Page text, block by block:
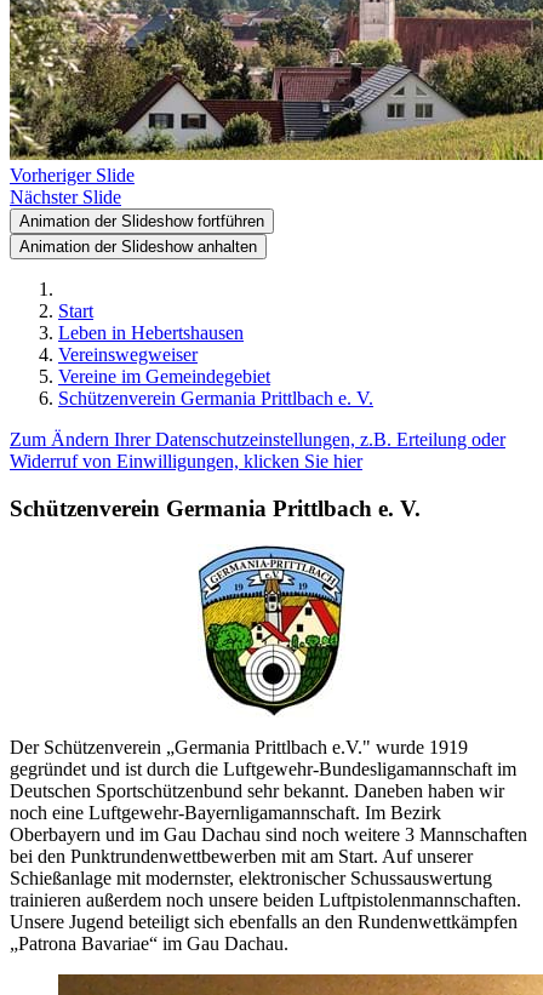
Vorheriger Slide
Nächster Slide
Animation der Slideshow fortführen
Animation der Slideshow anhalten
Start
Leben in Hebertshausen
Vereinswegweiser
Vereine im Gemeindegebiet
Schützenverein Germania Prittlbach e. V.
Zum Ändern Ihrer Datenschutzeinstellungen, z.B. Erteilung oder
Widerruf von Einwilligungen, klicken Sie hier
Schützenverein Germania Prittlbach e. V.
Der Schützenverein „Germania Prittlbach e.V." wurde 1919
gegründet und ist durch die Luftgewehr-Bundesligamannschaft im
Deutschen Sportschützenbund sehr bekannt. Daneben haben wir
noch eine Luftgewehr-Bayernligamannschaft. Im Bezirk
Oberbayern und im Gau Dachau sind noch weitere 3 Mannschaften
bei den Punktrundenwettbewerben mit am Start. Auf unserer
Schießanlage mit modernster, elektronischer Schussauswertung
trainieren außerdem noch unsere beiden Luftpistolenmannschaften.
Unsere Jugend beteiligt sich ebenfalls an den Rundenwettkämpfen
„Patrona Bavariae“ im Gau Dachau.